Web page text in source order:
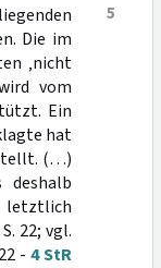
5
Die im
‚nicht
vom
Ein
hat
(…)
letztlich
22; vgl.
-4 StR